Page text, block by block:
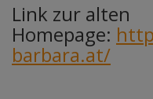
Link zur alten
Homepage:
barbara.at/